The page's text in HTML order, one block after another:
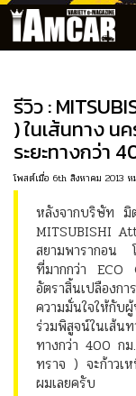
รีวิว :
) ในเส้นทาง น
ระยะทางกว่า
โพสต์เมื่อ 6th สิงหาคม 2013 ห
หลังจากบริษัท มิ
MITSUBISHI
สยามพารากอน โ
ที่มากกว่า ECO
อัตราสิ้นเปลืองก
ความมั่นใจให้กับ
ร่วมพิสูจน์ในเส้น
ทางกว่า 400 ก
ทราจ ) จะก้าวเ
ผมเลยครับ